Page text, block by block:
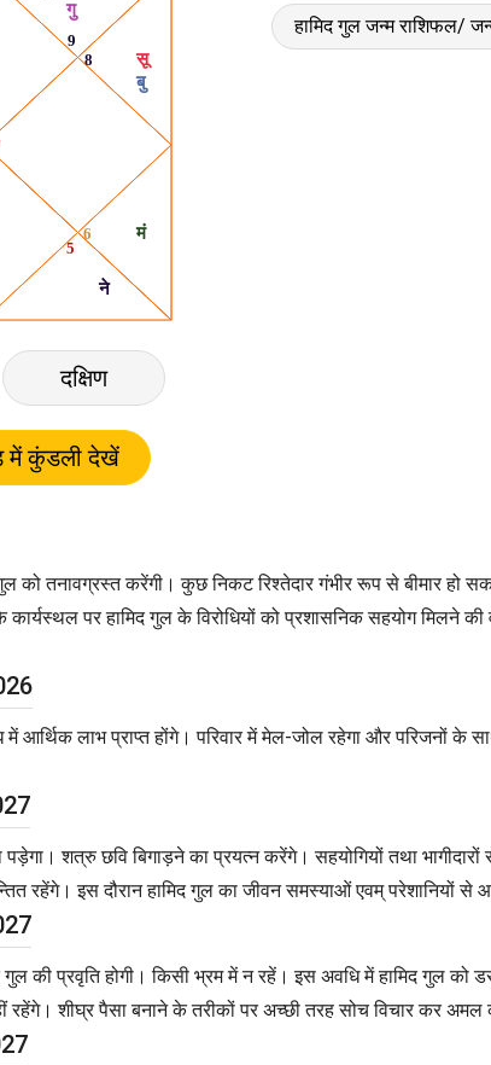
दक्षिण
हामिद गुल जन्म राशिफल/
को तनावग्रस्त करेंगी। कुछ निकट रिश्तेदार गंभीर रूप से बीमार
पर हामिद गुल के विरोधियों को प्रशासनिक सहयोग मिलने
आर्थिक लाभ प्राप्त होंगे। परिवार में मेल-जोल रहेगा और परिजनों के
पड़ेगा। शत्रु छवि बिगाड़ने का प्रयत्न करेंगे। सहयोगियों तथा
रहेंगे। इस दौरान हामिद गुल का जीवन समस्याओं एवम् परेशानियों से
की प्रवृति होगी। किसी भ्रम में न रहें। इस अवधि में हामिद गुल को
रहेंगे। शीघ्र पैसा बनाने के तरीकों पर अच्छी तरह सोच विचार कर